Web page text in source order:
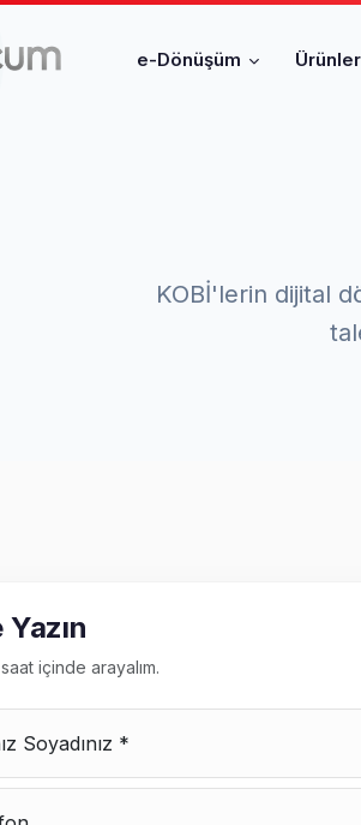
e-Dönüşüm Ürünler
KOBİ'lerin dijital
içinde arayalım.
Soyadınız *